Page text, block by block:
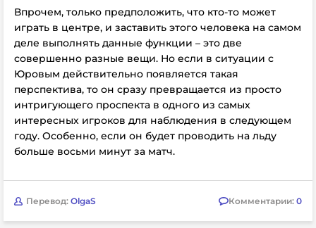
Впрочем, только предположить, что кто-то может
играть в центре, и заставить этого человека на самом
деле выполнять данные функции – это две
совершенно разные вещи. Но если в ситуации с
Юровым действительно появляется такая
перспектива, то он сразу превращается из просто
интригующего проспекта в одного из самых
интересных игроков для наблюдения в следующем
году. Особенно, если он будет проводить на льду
больше восьми минут за матч.
Перевод: OlgaS Комментарии: 0